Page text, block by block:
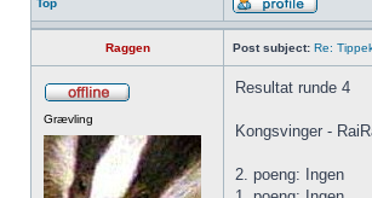
Top
Raggen Post subject: Re:
Grævling
Resultat runde 4
Kongsvinger -
2. poeng: Ingen